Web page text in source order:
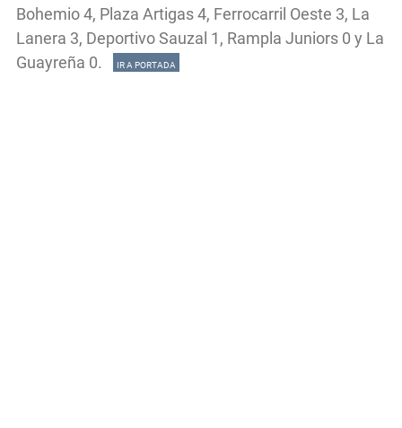
Bohemio 4, Plaza Artigas 4, Ferrocarril Oeste 3, La
Lanera 3, Deportivo Sauzal 1, Rampla Juniors 0 y La
Guayreña 0.
IR A PORTADA